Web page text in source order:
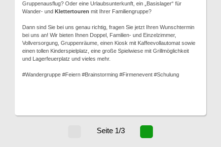
Gruppenausflug? Oder eine Urlaubsunterkunft, ein „Basislager“ für
Wander- und Klettertouren mit Ihrer Familiengruppe?
Dann sind Sie bei uns genau richtig, fragen Sie jetzt Ihren Wunschtermin
bei uns an! Wir bieten Ihnen Doppel, Familien- und Einzelzimmer,
Vollversorgung, Gruppenräume, einen Kiosk mit Kaffeevollautomat sowie
einen tollen Kinderspielplatz, eine große Spielwiese mit Grillmöglichkeit
und Lagerfeuerplatz und vieles mehr.
#Wandergruppe #Feiern #Brainstorming #Firmenevent #Schulung
Seite 1/3